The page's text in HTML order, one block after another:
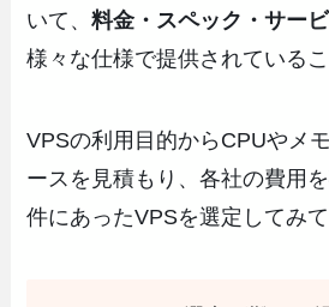
いて、料金・スペック・サー
様々な仕様で提供されている
VPSの利用目的からCPUやメ
ースを見積もり、各社の費用
件にあったVPSを選定してみて